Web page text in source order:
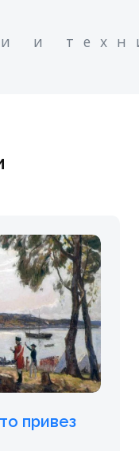
и
привез